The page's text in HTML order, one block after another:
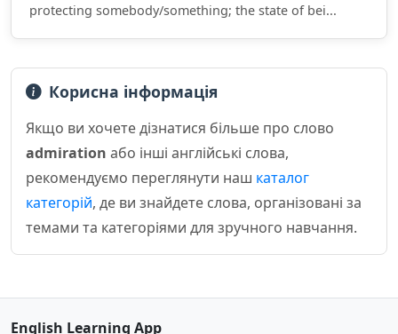
protecting somebody/something; the state of bei...
Корисна інформація
Якщо ви хочете дізнатися більше про слово
admiration або інші англійські слова,
рекомендуємо переглянути наш каталог
категорій, де ви знайдете слова, організовані за
темами та категоріями для зручного навчання.
English Learning App